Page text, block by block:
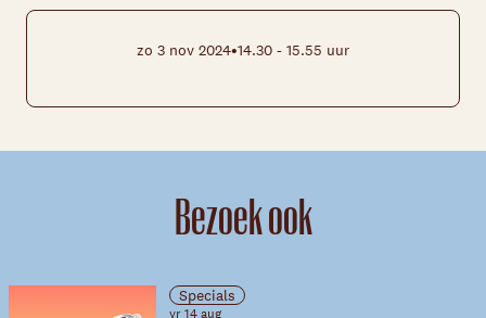
zo 3 nov 2024•14.30 - 15.55 uur
Bezoek ook
Specials
vr 14 aug